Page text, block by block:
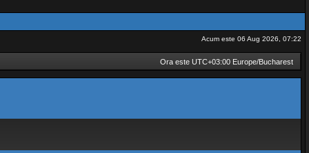
Acum este 06 Aug 2026, 07:22
Ora este UTC+03:00 Europe/Bucharest